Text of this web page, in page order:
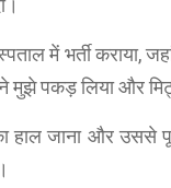
में भर्ती कराया,
ने मुझे पकड़ लिया और
हाल जाना और